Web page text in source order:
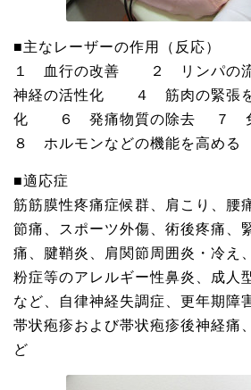
■主なレーザーの作用（反応）
１ 血行の改善 ２ リンパ
神経の活性化 ４ 筋肉の緊張
化 ６ 発痛物質の除去 ７
８ ホルモンなどの機能を高める
■適応症
筋筋膜性疼痛症候群、肩こり、腰
節痛、スポーツ外傷、術後疼痛、
痛、腱鞘炎、肩関節周囲炎・冷え
粉症等のアレルギー性鼻炎、成人
など、自律神経失調症、更年期障
帯状疱疹および帯状疱疹後神経痛
ど